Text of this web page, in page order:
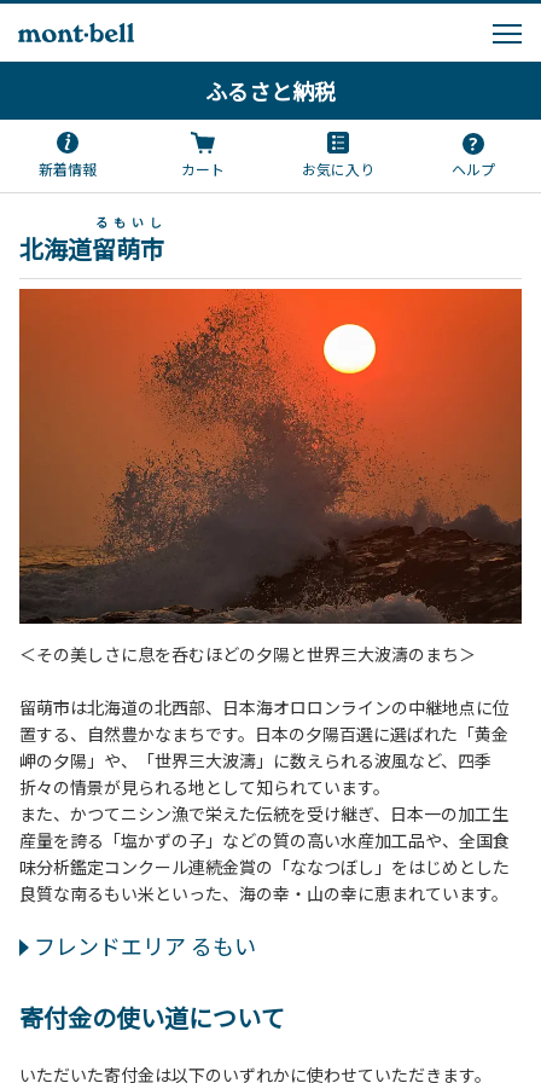
ふるさと納税
新着情報 カート お気に入り ヘルプ
北海道留萌市
るもいし
＜その美しさに息を呑むほどの夕陽と世界三大波濤のまち＞
留萌市は北海道の北西部、日本海オロロンラインの中継地点に位
置する、自然豊かなまちです。日本の夕陽百選に選ばれた「黄金
岬の夕陽」や、「世界三大波濤」に数えられる波風など、四季
折々の情景が見られる地として知られています。
また、かつてニシン漁で栄えた伝統を受け継ぎ、日本一の加工生
産量を誇る「塩かずの子」などの質の高い水産加工品や、全国食
味分析鑑定コンクール連続金賞の「ななつぼし」をはじめとした
良質な南るもい米といった、海の幸・山の幸に恵まれています。
フレンドエリア るもい
寄付金の使い道について
いただいた寄付金は以下のいずれかに使わせていただきます。